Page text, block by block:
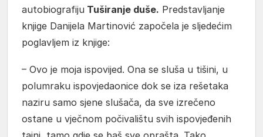
autobiografiju Tuširanje duše. Predstavljanje
knjige Danijela Martinović započela je sljedećim
poglavljem iz knjige:
– Ovo je moja ispovijed. Ona se sluša u tišini, u
polumraku ispovjedaonice dok se iza rešetaka
naziru samo sjene slušača, da sve izrečeno
ostane u vječnom počivalištu svih ispovjeđenih